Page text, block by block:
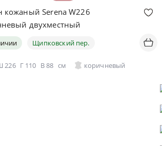
кожаный Serena W226
двухместный
Щипковский пер.
226 Г 110 В88 см коричневый